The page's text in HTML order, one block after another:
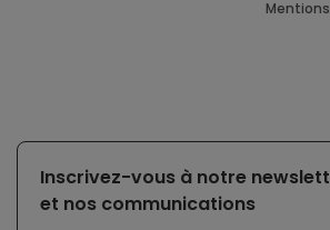
Inscrivez-vous à notre
et nos communications